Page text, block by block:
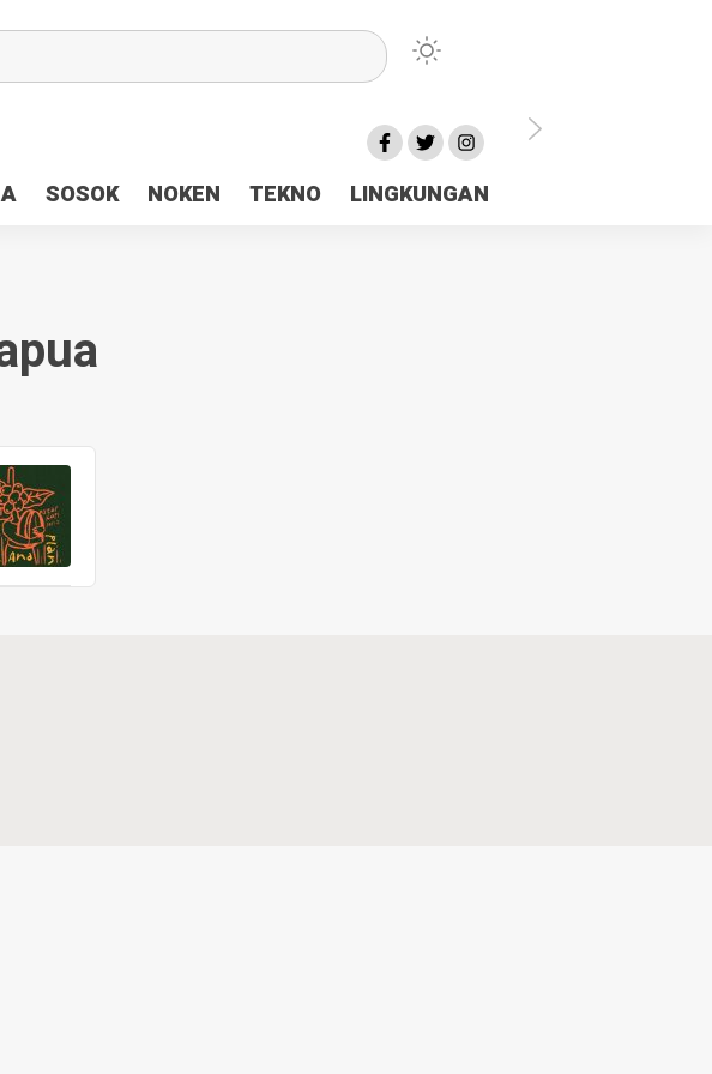
SOSOK NOKEN TEKNO LINGKUNGAN
di Deklarasi Pemilu Ceria Tanah Papua
Persen, Deposit Kas Daerah Rp23 Miliar Disorot